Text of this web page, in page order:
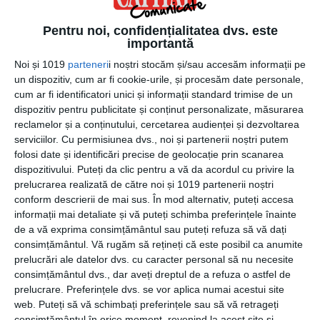
Pentru noi, confidențialitatea dvs. este
importantă
Noi și 1019 partenerii noștri stocăm și/sau accesăm informații pe
un dispozitiv, cum ar fi cookie-urile, și procesăm date personale,
cum ar fi identificatori unici și informații standard trimise de un
dispozitiv pentru publicitate și conținut personalizate, măsurarea
reclamelor și a conținutului, cercetarea audienței și dezvoltarea
serviciilor. Cu permisiunea dvs., noi și partenerii noștri putem
folosi date și identificări precise de geolocație prin scanarea
dispozitivului. Puteți da clic pentru a vă da acordul cu privire la
prelucrarea realizată de către noi și 1019 partenerii noștri
conform descrierii de mai sus. În mod alternativ, puteți accesa
informații mai detaliate și vă puteți schimba preferințele înainte
de a vă exprima consimțământul sau puteți refuza să vă dați
consimțământul. Vă rugăm să rețineți că este posibil ca anumite
prelucrări ale datelor dvs. cu caracter personal să nu necesite
consimțământul dvs., dar aveți dreptul de a refuza o astfel de
prelucrare. Preferințele dvs. se vor aplica numai acestui site
web. Puteți să vă schimbați preferințele sau să vă retrageți
15 iunie 2023
Solutia inteligenta pentru generarea si
depunerea Declaratiei 406 SAF-T